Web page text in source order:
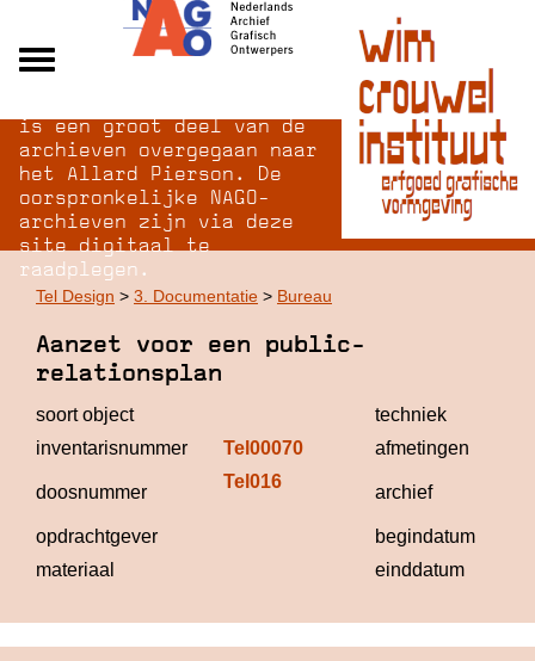
Over NAGO
Over WCI
Inloggen
is een groot deel van de
archieven overgegaan naar
het Allard Pierson. De
oorspronkelijke NAGO-
archieven zijn via deze
site digitaal te
raadplegen.
Tel Design > 3. Documentatie > Bureau
Aanzet voor een public-
relationsplan
soort object
techniek
inventarisnummer
Tel00070 afmetingen
doosnummer
Tel016
archief
opdrachtgever
begindatum
materiaal
einddatum